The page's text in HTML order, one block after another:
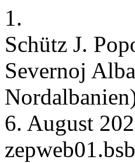
1.
Schütz J.
Severnoj
6. August